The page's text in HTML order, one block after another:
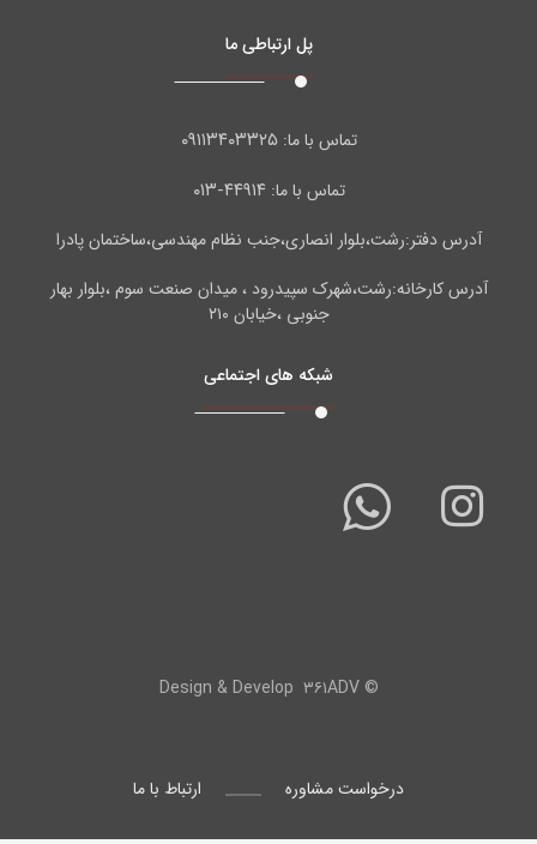
پل ارتباطی ما
تماس با ما:۰۹۱۱۳۴۰۳۳۲۵
تماس با ما: ۴۴۹۱۴-۰۱۳
آدرس دفتر:رشت،بلوار انصاری،جنب نظام مهندسی،ساختمان پادرا
آدرس کارخانه:رشت،شهرک سپیدرود ، میدان صنعت سوم ،بلوار بهار
جنوبی ،خیابان ۲۱۰
شبکه های اجتماعی
© Design & Develop۳۶۱ADV
ارتباط با ما درخواست مشاوره